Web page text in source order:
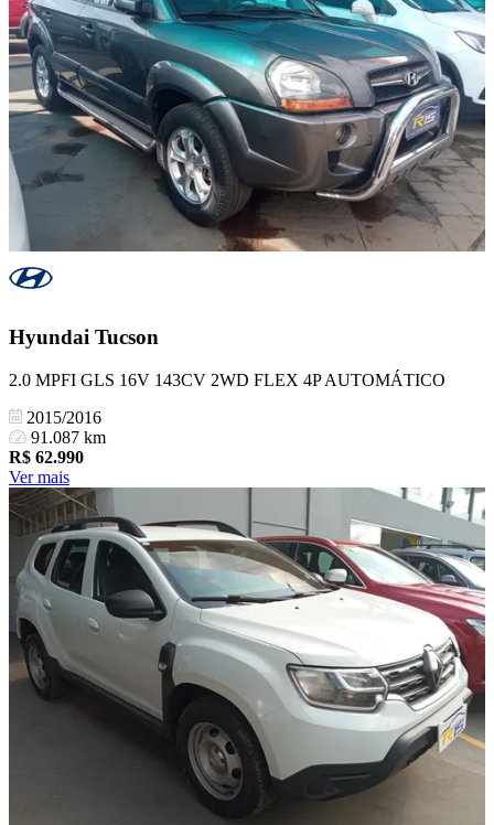
Hyundai Tucson
2.0 MPFI GLS 16V 143CV 2WD FLEX 4P AUTOMÁTICO
2015/2016
91.087 km
R$ 62.990
Ver mais